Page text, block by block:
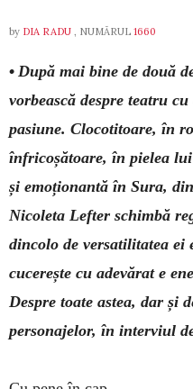
by DIA RADU , NUMĂRUL 1660
• După mai bine de două
vorbească despre teatru
pasiune. Clocotitoare, în
înfricoșătoare, în pielea
și emoționantă în Sura,
Nicoleta Lefter schimbă
dincolo de versatilitatea ei
cucerește cu adevărat e
Despre toate astea, dar și
personajelor, în interviul